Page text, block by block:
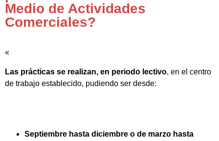
Medio de Actividades
Comerciales?
«
Las prácticas se realizan, en periodo lectivo, en el centro
de trabajo establecido, pudiendo ser desde:
Septiembre hasta diciembre o de marzo hasta